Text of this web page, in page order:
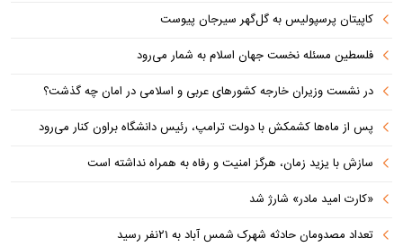
کاپیتان پرسپولیس به گل‌گهر سیرجان پیوست
فلسطین مسئله نخست جهان اسلام به شمار می‌رود
در نشست وزیران خارجه کشورهای عربی و اسلامی در امان چه گذشت؟
پس از ماه‌ها کشمکش با دولت ترامپ، رئیس دانشگاه براون کنار می‌رود
سازش با یزید زمان، هرگز امنیت و رفاه به همراه نداشته است
«کارت امید مادر» شارژ شد
تعداد مصدومان حادثه شهرک شمس آباد به ۲۱نفر رسید